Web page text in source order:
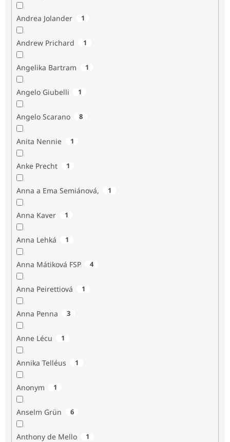
Andrea Jolander 1
Andrew Prichard 1
Angelika Bartram 1
Angelo Giubelli 1
Angelo Scarano 8
Anita Nennie 1
Anke Precht 1
Anna a Ema Semiánová, 1
Anna Kaver 1
Anna Lehká 1
Anna Mátiková FSP 4
Anna Peirettiová 1
Anna Penna 3
Anne Lécu 1
Annika Telléus 1
Anonym 1
Anselm Grün 6
Anthony de Mello 1